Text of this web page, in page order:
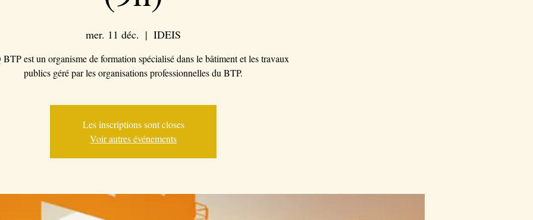
mer. 11 déc.
  |
IDEIS
est un organisme de formation spécialisé dans le bâtiment et les travaux
publics géré par les organisations professionnelles du BTP.
Les inscriptions sont closes
Voir autres événements